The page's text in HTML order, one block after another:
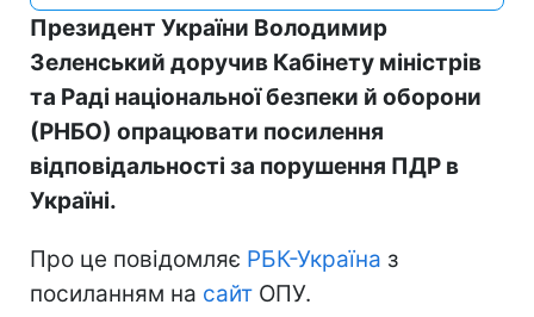
Президент України Володимир
Зеленський доручив Кабінету міністрів
та Раді національної безпеки й оборони
(РНБО) опрацювати посилення
відповідальності за порушення ПДР в
Україні.
Про це повідомляє РБК-Україна з
посиланням на сайт ОПУ.